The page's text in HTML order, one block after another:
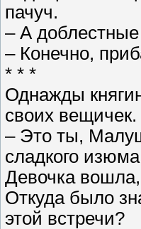
пачуч.
– А
– Конечно,
* * *
Однажды
своих вещичек.
– Это ты,
сладкого
Девочка
Откуда было
этой встречи?